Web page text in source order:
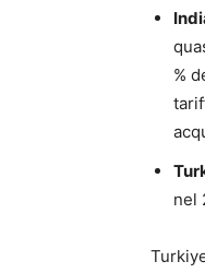
%
nel